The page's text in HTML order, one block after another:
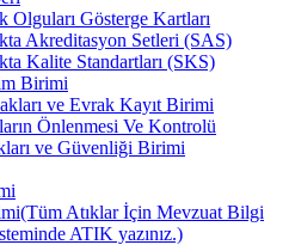
Olguları Gösterge Kartları
Akreditasyon Setleri (SAS)
Kalite Standartları (SKS)
Birimi
ve Evrak Kayıt Birimi
Önlenmesi Ve Kontrolü
ve Güvenliği Birimi
Atıklar İçin Mevzuat Bilgi
ATIK yazınız.)